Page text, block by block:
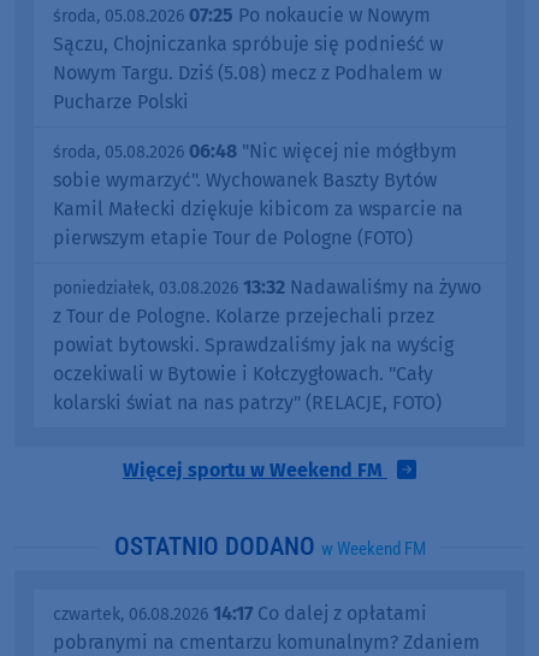
środa, 05.08.2026 07:25 Po nokaucie w Nowym
Sączu, Chojniczanka spróbuje się podnieść w
Nowym Targu. Dziś (5.08) mecz z Podhalem w
Pucharze Polski
środa, 05.08.2026 06:48 "Nic więcej nie mógłbym
sobie wymarzyć". Wychowanek Baszty Bytów
Kamil Małecki dziękuje kibicom za wsparcie na
pierwszym etapie Tour de Pologne (FOTO)
poniedziałek, 03.08.2026 13:32 Nadawaliśmy na żywo
z Tour de Pologne. Kolarze przejechali przez
powiat bytowski. Sprawdzaliśmy jak na wyścig
oczekiwali w Bytowie i Kołczygłowach. "Cały
kolarski świat na nas patrzy" (RELACJE, FOTO)
Więcej sportu w Weekend FM
OSTATNIO DODANO w Weekend FM
czwartek, 06.08.2026 14:17 Co dalej z opłatami
pobranymi na cmentarzu komunalnym? Zdaniem